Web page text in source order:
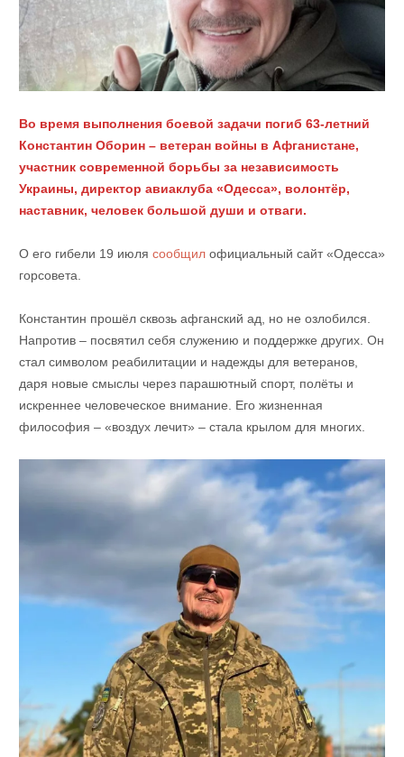
Во время выполнения боевой задачи погиб 63-летний
Константин Оборин – ветеран войны в Афганистане,
участник современной борьбы за независимость
Украины, директор авиаклуба «Одесса», волонтёр,
наставник, человек большой души и отваги.
О его гибели 19 июля сообщилофициальный сайт «Одесса»
горсовета.
Константин прошёл сквозь афганский ад, но не озлобился.
Напротив – посвятил себя служению и поддержке других. Он
стал символом реабилитации и надежды для ветеранов,
даря новые смыслы через парашютный спорт, полёты и
искреннее человеческое внимание. Его жизненная
философия – «воздух лечит» – стала крылом для многих.